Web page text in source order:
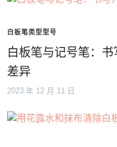
白板笔类型型号
白板笔与记号笔：
差异
2023 年 12 月 11 日